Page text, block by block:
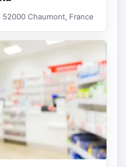
52000 Chaumont, France